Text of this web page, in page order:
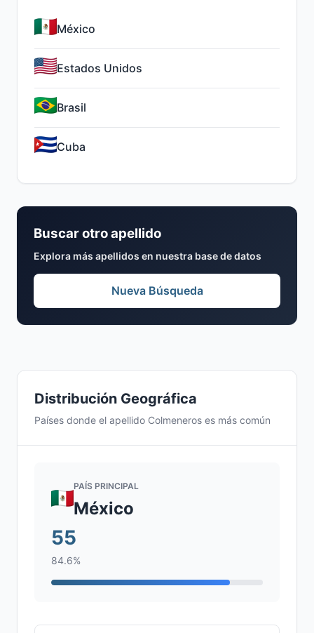
Distribución Geográfica
Países donde el apellido Colmeneros es más común
PAÍS PRINCIPAL
México
55
84.6%
México
Estados Unidos
Brasil
Cuba
Buscar otro apellido
Explora más apellidos en nuestra base de datos
Nueva Búsqueda